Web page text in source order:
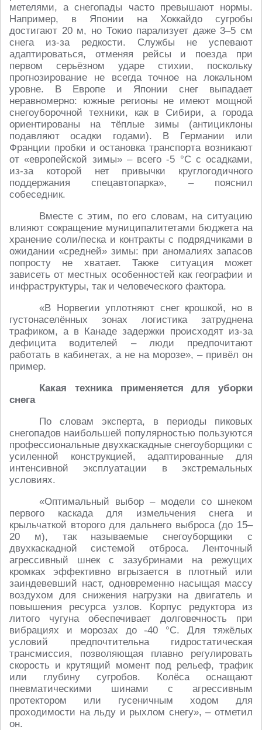
метелями, а снегопады часто превышают нормы.
Например, в Японии на Хоккайдо сугробы
достигают 20 м, но Токио парализует даже 3–5 см
снега из-за редкости. Службы не успевают
адаптироваться, отменяя рейсы и поезда при
первом серьёзном ударе стихии, поскольку
прогнозирование не всегда точное на локальном
уровне. В Европе и Японии снег выпадает
неравномерно: южные регионы не имеют мощной
снегоуборочной техники, как в Сибири, а города
ориентированы на тёплые зимы (антициклоны
подавляют осадки годами). В Германии или
Франции пробки и остановка транспорта возникают
от «европейской зимы» – всего -5 °C с осадками,
из-за которой нет привычки круглогодичного
поддержания спецавтопарка», – пояснил
собеседник.
Вместе с этим, по его словам, на ситуацию
влияют сокращение муниципалитетами бюджета на
хранение соли/песка и контракты с подрядчиками в
ожидании «средней» зимы: при аномалиях запасов
попросту не хватает. Также ситуация может
зависеть от местных особенностей как географии и
инфраструктуры, так и человеческого фактора.
«В Норвегии уплотняют снег крошкой, но в
густонаселённых зонах логистика затруднена
трафиком, а в Канаде задержки происходят из-за
дефицита водителей – люди предпочитают
работать в кабинетах, а не на морозе», – привёл он
пример.
Какая техника применяется для уборки
снега
По словам эксперта, в периоды пиковых
снегопадов наибольшей популярностью пользуются
профессиональные двухкаскадные снегоуборщики с
усиленной конструкцией, адаптированные для
интенсивной эксплуатации в экстремальных
условиях.
«Оптимальный выбор – модели со шнеком
первого каскада для измельчения снега и
крыльчаткой второго для дальнего выброса (до 15–
20 м), так называемые снегоуборщики с
двухкаскадной системой отброса. Ленточный
агрессивный шнек с зазубринами на режущих
кромках эффективно вгрызается в плотный или
заиндевевший наст, одновременно насыщая массу
воздухом для снижения нагрузки на двигатель и
повышения ресурса узлов. Корпус редуктора из
литого чугуна обеспечивает долговечность при
вибрациях и морозах до -40 °C. Для тяжёлых
условий предпочтительна гидростатическая
трансмиссия, позволяющая плавно регулировать
скорость и крутящий момент под рельеф, трафик
или глубину сугробов. Колёса оснащают
пневматическими шинами с агрессивным
протектором или гусеничным ходом для
проходимости на льду и рыхлом снегу», – отметил
он.